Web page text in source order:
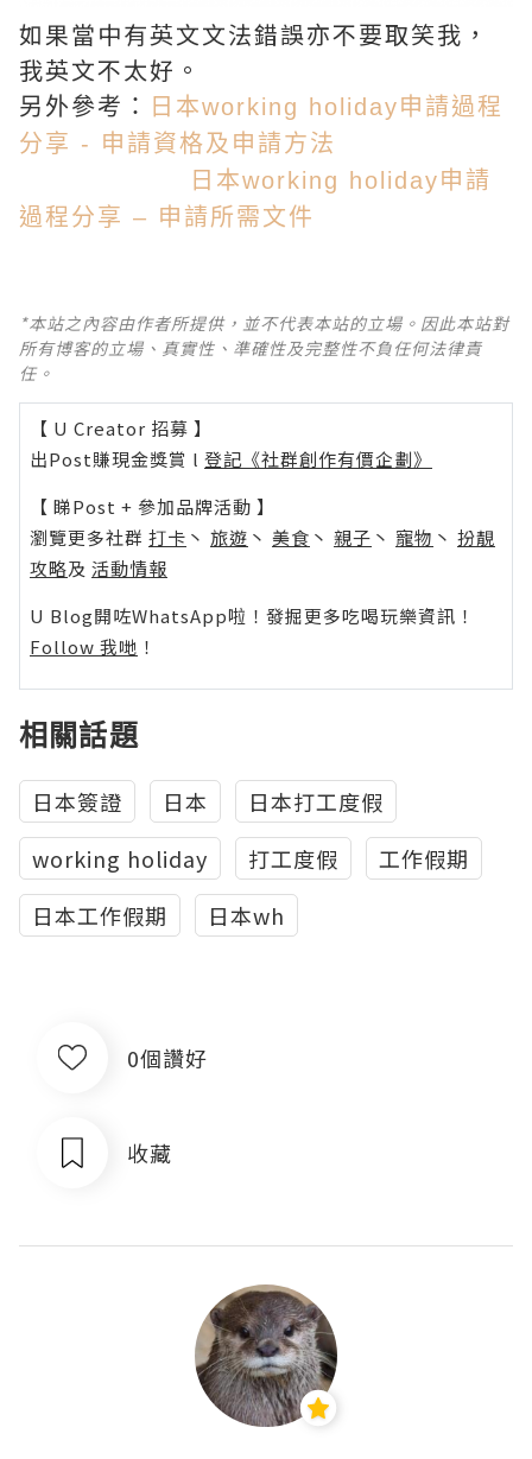
如果當中有英文文法錯誤亦不要取笑我，
我英文不太好。
另外參考：
日本working holiday申請過程
分享 - 申請資格及申請方法
日本working holiday申請
過程分享 – 申請所需文件
*本站之內容由作者所提供，並不代表本站的立場。因此本站對
所有博客的立場、真實性、準確性及完整性不負任何法律責
任。
【 U Creator 招募 】
出Post賺現金獎賞 l 登記《社群創作有價企劃》
【 睇Post + 參加品牌活動 】
瀏覽更多社群 打卡 丶 旅遊 丶 美食 丶 親子 丶 寵物 丶 扮靚
攻略及 活動情報
U Blog開咗WhatsApp啦！發掘更多吃喝玩樂資訊！
Follow 我哋 ！
相關話題
日本簽證 日本
日本打工度假
working holiday
打工度假
工作假期
日本工作假期
日本wh
0個讚好
收藏